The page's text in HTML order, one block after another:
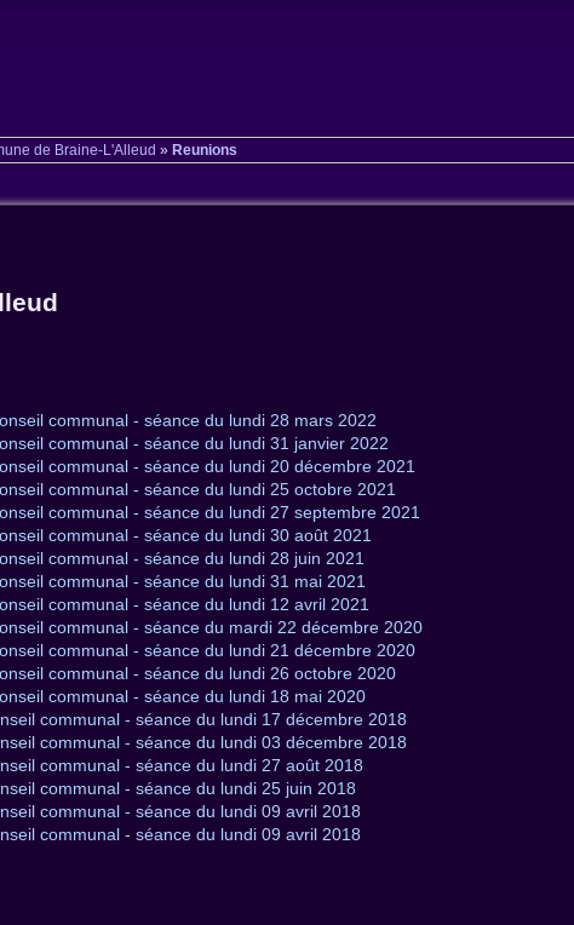
de Braine-L'Alleud » Reunions
communal - séance du lundi 28 mars 2022
communal - séance du lundi 31 janvier 2022
communal - séance du lundi 20 décembre 2021
communal - séance du lundi 25 octobre 2021
communal - séance du lundi 27 septembre 2021
communal - séance du lundi 30 août 2021
communal - séance du lundi 28 juin 2021
communal - séance du lundi 31 mai 2021
communal - séance du lundi 12 avril 2021
communal - séance du mardi 22 décembre 2020
communal - séance du lundi 21 décembre 2020
communal - séance du lundi 26 octobre 2020
communal - séance du lundi 18 mai 2020
communal - séance du lundi 17 décembre 2018
communal - séance du lundi 03 décembre 2018
communal - séance du lundi 27 août 2018
communal - séance du lundi 25 juin 2018
communal - séance du lundi 09 avril 2018
communal - séance du lundi 09 avril 2018